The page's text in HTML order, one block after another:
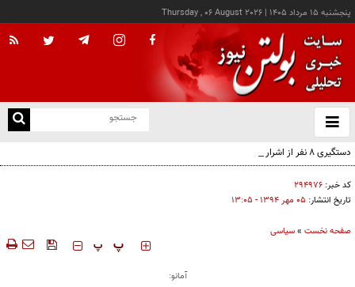
پنجشنبه ۱۵ مرداد ۱۴۰۵ |
Thursday , 06 August 2026
باز
و
دستگیری ۸ نفر از اشرار مسلح شاخص و مرتبطین گروهک‌های تروریستی
کد خبر: ۲۹۴۹۷۶
تاریخ انتشار: ۰۵ مهر ۱۳۹۴ - ۱۳:۰۵
صفحه نخست »سیاسی
‍‍‍ پ پ
آمانو: